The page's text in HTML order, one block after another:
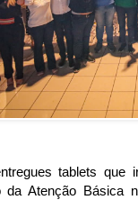
tablets que
da Atenção Básica